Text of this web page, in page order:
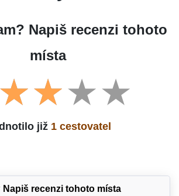
Napiš recenzi tohoto
místa
již 1 cestovatel
Napiš recenzi tohoto místa